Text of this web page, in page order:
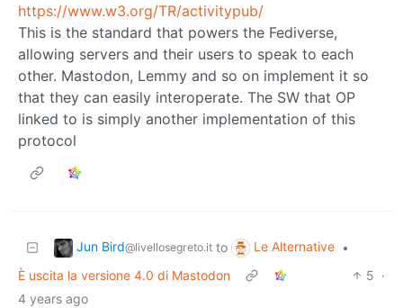
https://www.w3.org/TR/activitypub/
This is the standard that powers the Fediverse,
allowing servers and their users to speak to each
other. Mastodon, Lemmy and so on implement it so
that they can easily interoperate. The SW that OP
linked to is simply another implementation of this
protocol
Jun Bird@livellosegreto.it to Le Alternative •
È uscita la versione 4.0 di Mastodon
5 ·
4 years ago